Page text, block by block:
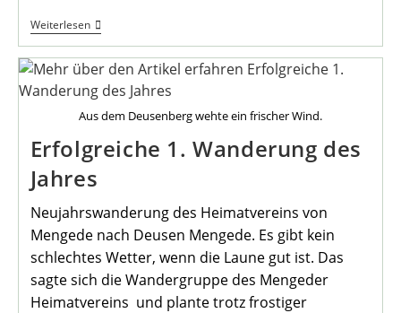
WeiterlesenMit
Dem
Heimatverein
Ins
Heinz-
Hilpert-
Theater
Aus dem Deusenberg wehte ein frischer Wind.
Erfolgreiche 1. Wanderung des
Jahres
Neujahrswanderung des Heimatvereins von
Mengede nach Deusen Mengede. Es gibt kein
schlechtes Wetter, wenn die Laune gut ist. Das
sagte sich die Wandergruppe des Mengeder
Heimatvereins und plante trotz frostiger